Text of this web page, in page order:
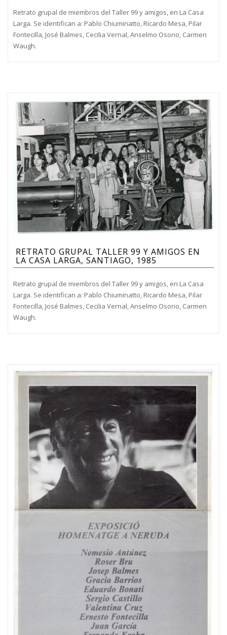
Retrato grupal de miembros del Taller 99 y amigos, en La Casa
Larga. Se identifican a: Pablo Chiuminatto, Ricardo Mesa, Pilar
Fontecilla, José Balmes, Cecilia Vernal, Anselmo Osorio, Carmen
Waugh.
RETRATO GRUPAL TALLER 99 Y AMIGOS EN
LA CASA LARGA, SANTIAGO, 1985
Retrato grupal de miembros del Taller 99 y amigos, en La Casa
Larga. Se identifican a: Pablo Chiuminatto, Ricardo Mesa, Pilar
Fontecilla, José Balmes, Cecilia Vernal, Anselmo Osorio, Carmen
Waugh.